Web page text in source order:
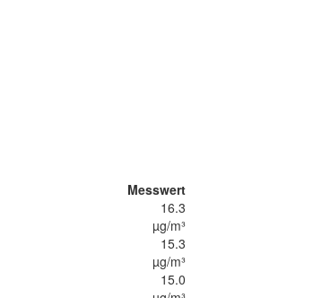
Messwert
16.3
µg/m³
15.3
µg/m³
15.0